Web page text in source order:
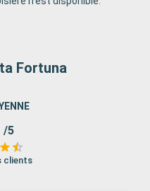
Fortuna
/5
clients